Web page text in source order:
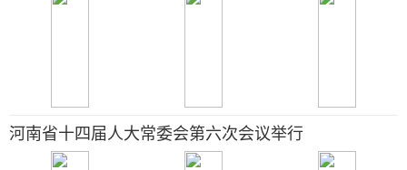
河南省十四届人大常委会第六次会议举行